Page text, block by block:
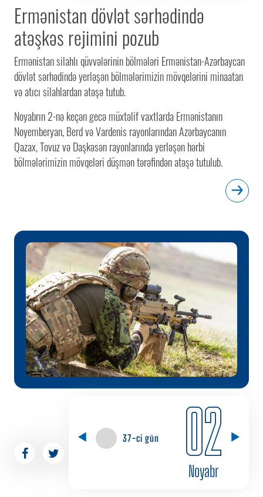
Ermənistan dövlət sərhədində
atəşkəs rejimini pozub
Ermənistan silahlı qüvvələrinin bölmələri Ermənistan-Azərbaycan
dövlət sərhədində yerləşən bölmələrimizin mövqelərini minaatan
və atıcı silahlardan atəşə tutub.
Noyabrın 2-nə keçən gecə müxtəlif vaxtlarda Ermənistanın
Noyemberyan, Berd və Vardenis rayonlarından Azərbaycanın
Qazax, Tovuz və Daşkəsən rayonlarında yerləşən hərbi
bölmələrimizin mövqeləri düşmən tərəfindən atəşə tutulub.
37-ci gün 02
Noyabr